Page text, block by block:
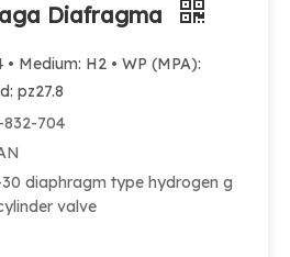
Diafragma
Medium: H2 • WP (MPA):
pz27.8
704
diaphragm type hydrogen g
valve